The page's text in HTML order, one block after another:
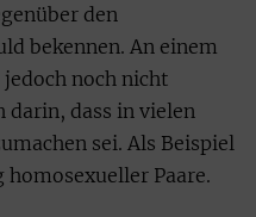
den
bekennen. An einem
noch nicht
darin, dass in vielen
sei. Als Beispiel
homosexueller Paare.